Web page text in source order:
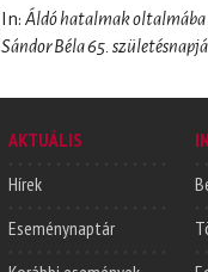
In: Áldó hatalmak
Sándor Béla 65.
AKTUÁLIS
Hírek
Eseménynaptár